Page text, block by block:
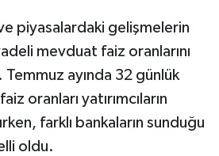
ve piyasalardaki gelişmelerin
mevduat faiz oranlarını
ayında 32 günlük
oranları yatırımcıların
farklı bankaların sunduğu
oldu.